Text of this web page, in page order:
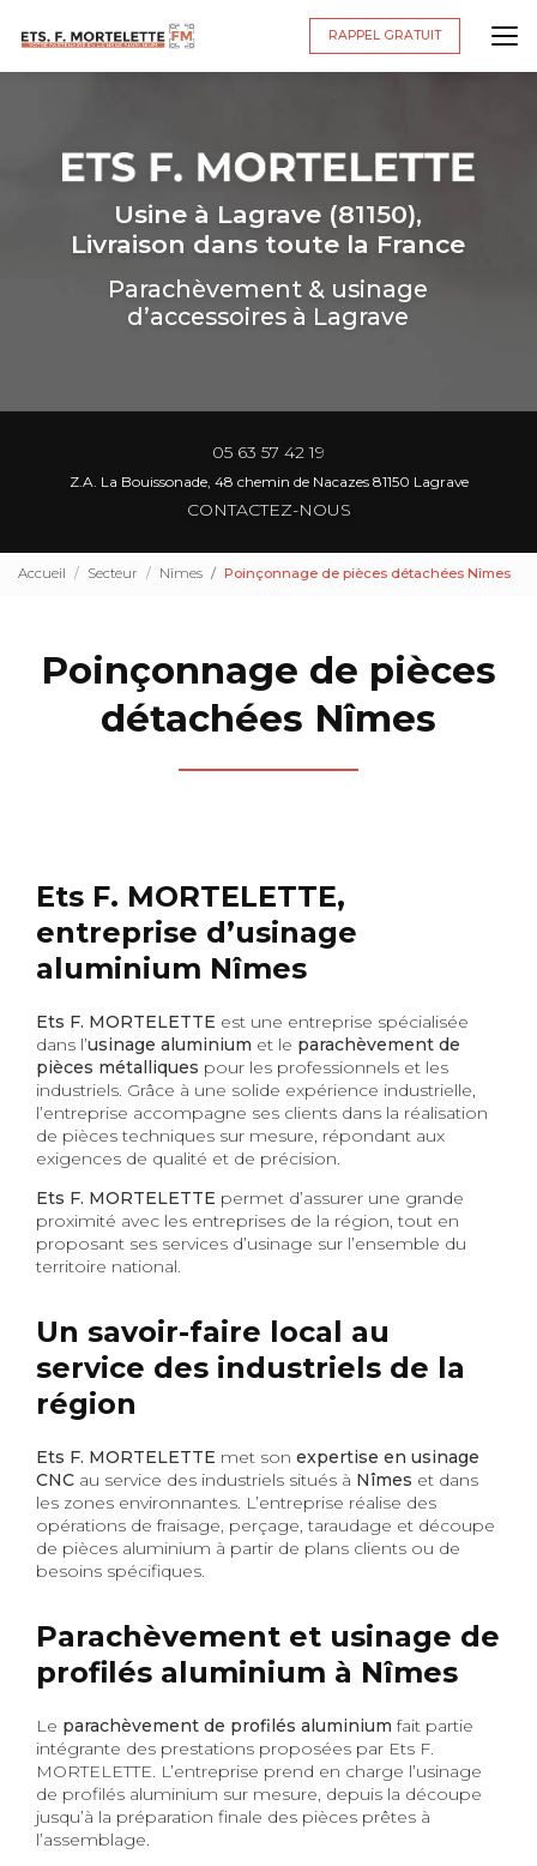
principal
RAPPEL GRATUIT
Usine à Lagrave (81150),
Livraison dans toute la France
Parachèvement & usinage
d’accessoires à Lagrave
05 63 57 42 19
Z.A. La Bouissonade, 48 chemin de Nacazes 81150 Lagrave
CONTACTEZ-NOUS
Accueil Secteur Nîmes Poinçonnage de pièces détachées Nîmes
Poinçonnage de pièces
détachées Nîmes
Ets F. MORTELETTE,
entreprise d’usinage
aluminium Nîmes
Ets F. MORTELETTE est une entreprise spécialisée
dans l’usinage aluminium et le parachèvement de
pièces métalliques pour les professionnels et les
industriels. Grâce à une solide expérience industrielle,
l’entreprise accompagne ses clients dans la réalisation
de pièces techniques sur mesure, répondant aux
exigences de qualité et de précision.
Ets F. MORTELETTE permet d’assurer une grande
proximité avec les entreprises de la région, tout en
proposant ses services d’usinage sur l’ensemble du
territoire national.
Un savoir-faire local au
service des industriels de la
région
Ets F. MORTELETTE met son expertise en usinage
CNC au service des industriels situés à Nîmes et dans
les zones environnantes. L’entreprise réalise des
opérations de fraisage, perçage, taraudage et découpe
de pièces aluminium à partir de plans clients ou de
besoins spécifiques.
Parachèvement et usinage de
profilés aluminium à Nîmes
Le parachèvement de profilés aluminium fait partie
intégrante des prestations proposées par Ets F.
MORTELETTE. L’entreprise prend en charge l’usinage
de profilés aluminium sur mesure, depuis la découpe
jusqu’à la préparation finale des pièces prêtes à
l’assemblage.